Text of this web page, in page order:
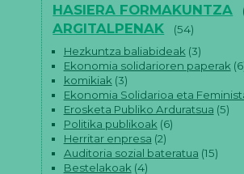
HASIERA FORMAKUNTZA
ARGITALPENAK
(54)
Hezkuntza baliabideak (3)
Ekonomia solidarioren paperak
komikiak (3)
Ekonomia Solidarioa eta
Erosketa Publiko Arduratsua (5)
Politika publikoak (6)
Herritar enpresa (2)
Auditoria sozial bateratua (15)
Bestelakoak (4)